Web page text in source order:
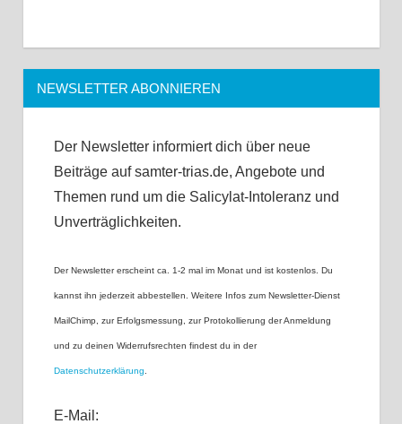
NEWSLETTER ABONNIEREN
Der Newsletter informiert dich über neue
Beiträge auf samter-trias.de, Angebote und
Themen rund um die Salicylat-Intoleranz und
Unverträglichkeiten.
Der Newsletter erscheint ca. 1-2 mal im Monat und ist kostenlos. Du
kannst ihn jederzeit abbestellen. Weitere Infos zum Newsletter-Dienst
MailChimp, zur Erfolgsmessung, zur Protokollierung der Anmeldung
und zu deinen Widerrufsrechten findest du in der
Datenschutzerklärung
E-Mail: